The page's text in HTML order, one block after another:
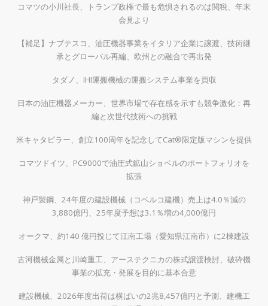
コマツの小川社長、トランプ政権で最も危惧されるのは関税、年末
会見より
【補足】ナブテスコ、油圧機器事業をイタリア企業に譲渡、技術継
承とグローバル再編、欧州との融合で再出発
タダノ、IHI運搬機械の運搬システム事業を買収
日本の油圧機器メーカー、世界市場で存在感を示すも競争激化：再
編と次世代技術への挑戦
米キャタピラー、創立100周年を記念してCat®限定版マシンを提供
コマツドイツ、PC9000で油圧式鉱山ショベルのポートフォリオを
拡張
神戸製鋼、24年度の建設機械（コベルコ建機）売上は4.0％減の
3,880億円、25年度予想は3.1％増の4,000億円
オークマ、約140 億円投じて江南工場（愛知県江南市）に2棟建設
古河機械金属と川崎重工、アーステクニカの株式譲渡検討、破砕機
事業の拡充・発展を目的に基本合意
建設機械、2026年度出荷は横ばいの2兆8,457億円と予測、建機工